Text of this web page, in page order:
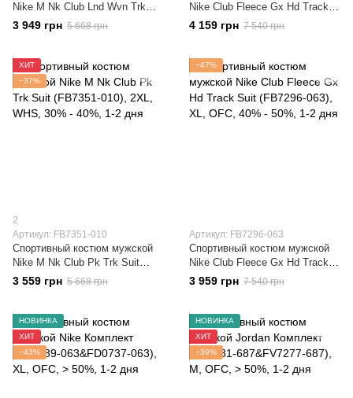
Nike M Nk Club Lnd Wvn Trk
Suit (DR3337-010)
3 949 грн 5 668 грн
Nike Club Fleece Gx Hd Track
Suit (FB7296-010)
4 159 грн 7 540 грн
ХИТ
−37%
2
Артикул: FB7351-010
Спортивный костюм мужской
Nike M Nk Club Pk Trk Suit
(FB7351-010)
3 559 грн 5 668 грн
−47%
Артикул: FB7296-063
Спортивный костюм мужской
Nike Club Fleece Gx Hd Track
Suit (FB7296-063)
3 959 грн 7 540 грн
НОВИНКА
ХИТ
−43%
НОВИНКА
ХИТ
−39%